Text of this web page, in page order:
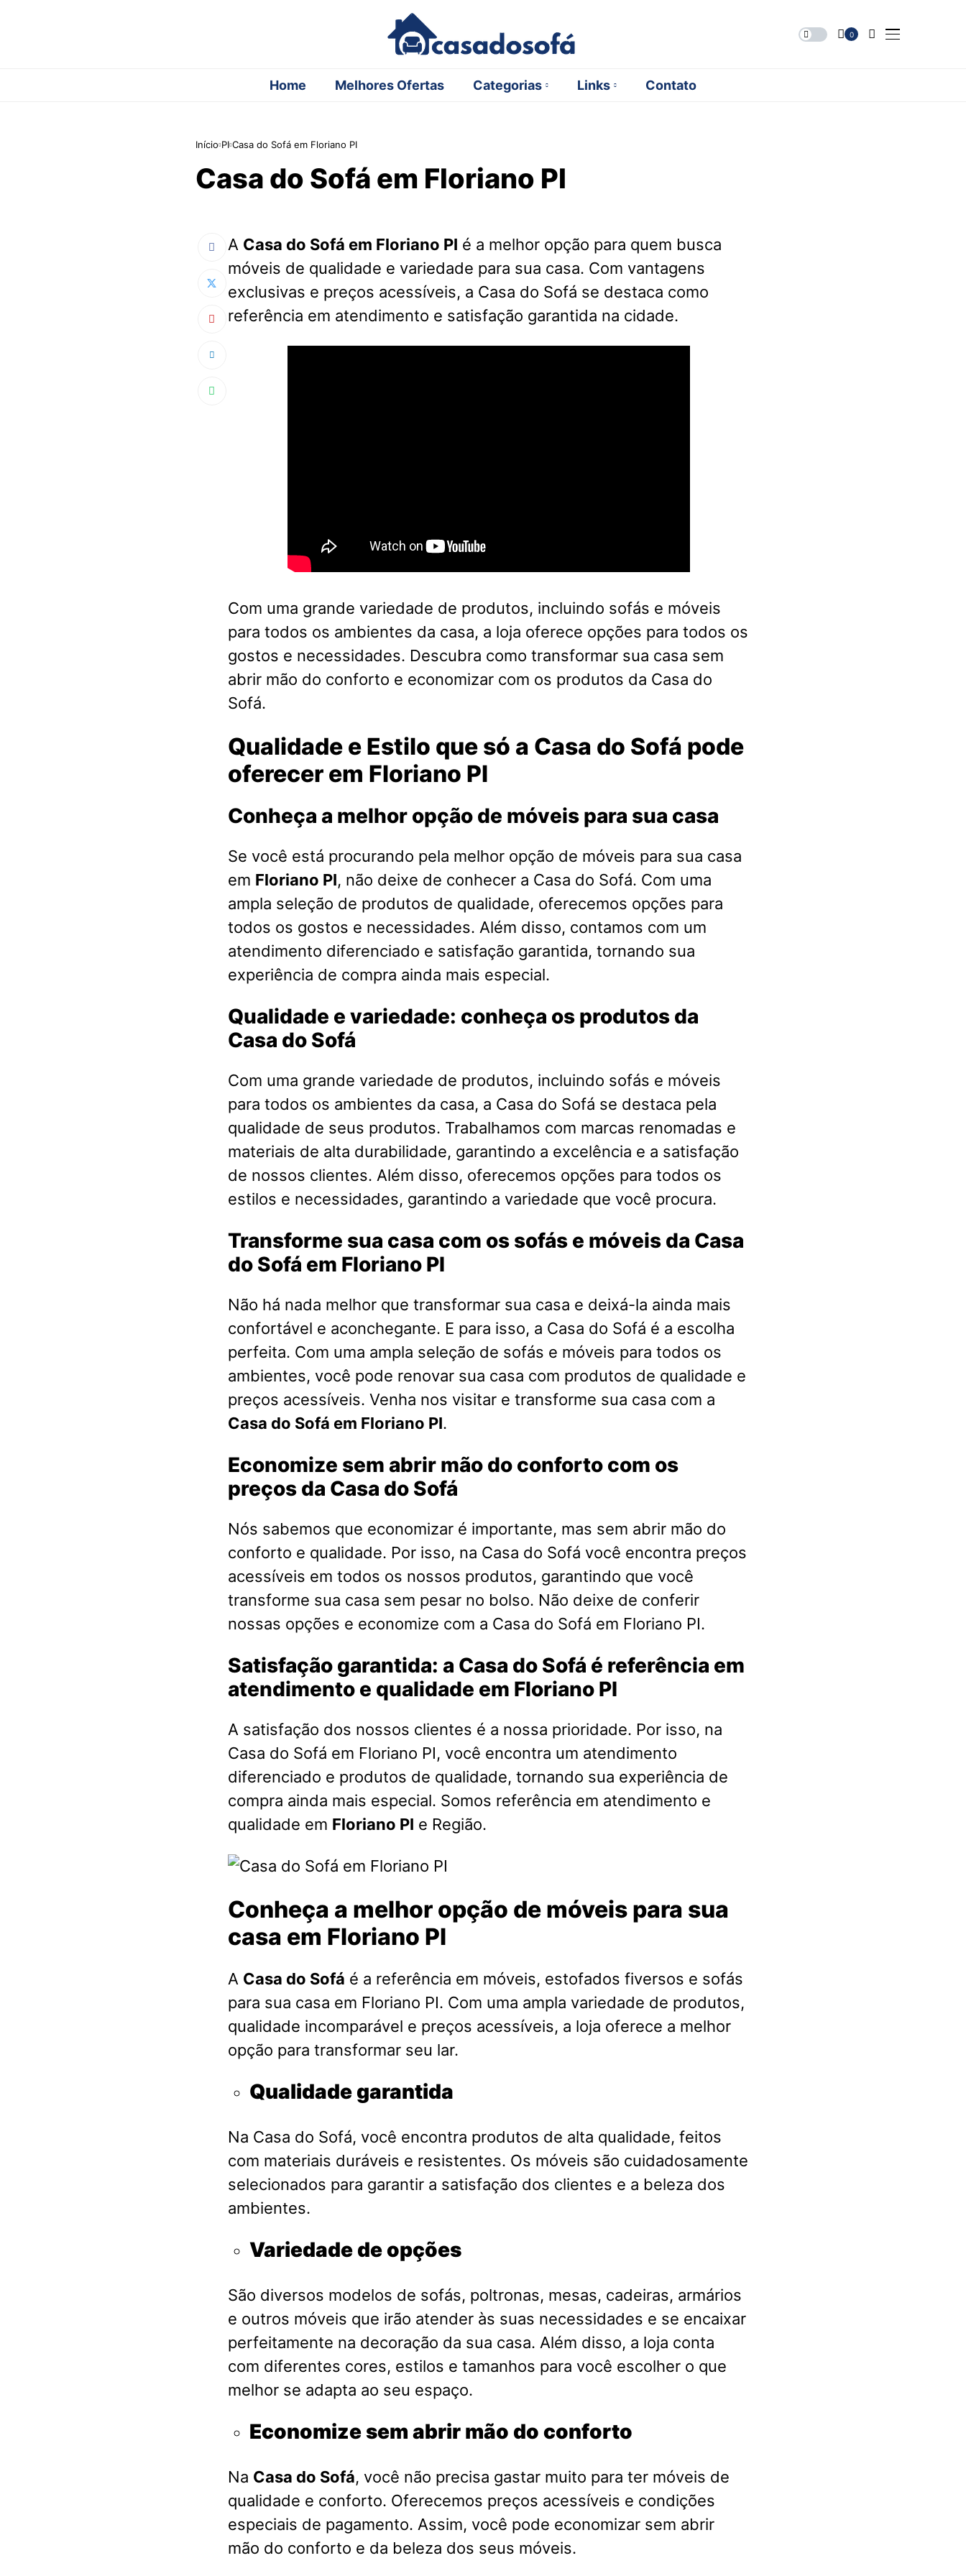
0
Home Melhores Ofertas Categorias Links Contato
Início PI Casa do Sofá em Floriano PI
Casa do Sofá em Floriano PI
A Casa do Sofá em Floriano PI é a melhor opção para quem busca
móveis de qualidade e variedade para sua casa. Com vantagens
exclusivas e preços acessíveis, a Casa do Sofá se destaca como
referência em atendimento e satisfação garantida na cidade.
Com uma grande variedade de produtos, incluindo sofás e móveis
para todos os ambientes da casa, a loja oferece opções para todos os
gostos e necessidades. Descubra como transformar sua casa sem
abrir mão do conforto e economizar com os produtos da Casa do
Sofá.
Qualidade e Estilo que só a Casa do Sofá pode
oferecer em Floriano PI
Conheça a melhor opção de móveis para sua casa
Se você está procurando pela melhor opção de móveis para sua casa
em Floriano PI, não deixe de conhecer a Casa do Sofá. Com uma
ampla seleção de produtos de qualidade, oferecemos opções para
todos os gostos e necessidades. Além disso, contamos com um
atendimento diferenciado e satisfação garantida, tornando sua
experiência de compra ainda mais especial.
Qualidade e variedade: conheça os produtos da
Casa do Sofá
Com uma grande variedade de produtos, incluindo sofás e móveis
para todos os ambientes da casa, a Casa do Sofá se destaca pela
qualidade de seus produtos. Trabalhamos com marcas renomadas e
materiais de alta durabilidade, garantindo a excelência e a satisfação
de nossos clientes. Além disso, oferecemos opções para todos os
estilos e necessidades, garantindo a variedade que você procura.
Transforme sua casa com os sofás e móveis da Casa
do Sofá em Floriano PI
Não há nada melhor que transformar sua casa e deixá-la ainda mais
confortável e aconchegante. E para isso, a Casa do Sofá é a escolha
perfeita. Com uma ampla seleção de sofás e móveis para todos os
ambientes, você pode renovar sua casa com produtos de qualidade e
preços acessíveis. Venha nos visitar e transforme sua casa com a
Casa do Sofá em Floriano PI.
Economize sem abrir mão do conforto com os
preços da Casa do Sofá
Nós sabemos que economizar é importante, mas sem abrir mão do
conforto e qualidade. Por isso, na Casa do Sofá você encontra preços
acessíveis em todos os nossos produtos, garantindo que você
transforme sua casa sem pesar no bolso. Não deixe de conferir
nossas opções e economize com a Casa do Sofá em Floriano PI.
Satisfação garantida: a Casa do Sofá é referência em
atendimento e qualidade em Floriano PI
A satisfação dos nossos clientes é a nossa prioridade. Por isso, na
Casa do Sofá em Floriano PI, você encontra um atendimento
diferenciado e produtos de qualidade, tornando sua experiência de
compra ainda mais especial. Somos referência em atendimento e
qualidade em Floriano PI e Região.
Conheça a melhor opção de móveis para sua
casa em Floriano PI
A Casa do Sofá é a referência em móveis, estofados fiversos e sofás
para sua casa em Floriano PI. Com uma ampla variedade de produtos,
qualidade incomparável e preços acessíveis, a loja oferece a melhor
opção para transformar seu lar.
Qualidade garantida
Na Casa do Sofá, você encontra produtos de alta qualidade, feitos
com materiais duráveis e resistentes. Os móveis são cuidadosamente
selecionados para garantir a satisfação dos clientes e a beleza dos
ambientes.
Variedade de opções
São diversos modelos de sofás, poltronas, mesas, cadeiras, armários
e outros móveis que irão atender às suas necessidades e se encaixar
perfeitamente na decoração da sua casa. Além disso, a loja conta
com diferentes cores, estilos e tamanhos para você escolher o que
melhor se adapta ao seu espaço.
Economize sem abrir mão do conforto
Na Casa do Sofá, você não precisa gastar muito para ter móveis de
qualidade e conforto. Oferecemos preços acessíveis e condições
especiais de pagamento. Assim, você pode economizar sem abrir
mão do conforto e da beleza dos seus móveis.